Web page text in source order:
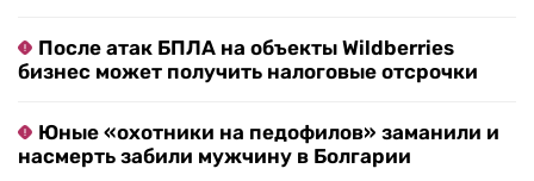
После атак БПЛА на объекты Wildberries
бизнес может получить налоговые отсрочки
Юные «охотники на педофилов» заманили и
насмерть забили мужчину в Болгарии